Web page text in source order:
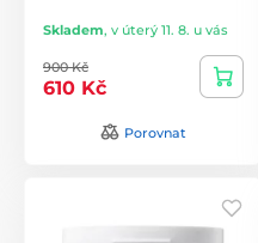
Skladem, v úterý 11. 8. u vás
900 Kč
610 Kč
Porovnat